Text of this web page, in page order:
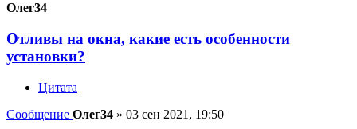
Олег34
Отливы на окна, какие есть особенности
установки?
Цитата
Сообщение Олег34 » 03 сен 2021, 19:50